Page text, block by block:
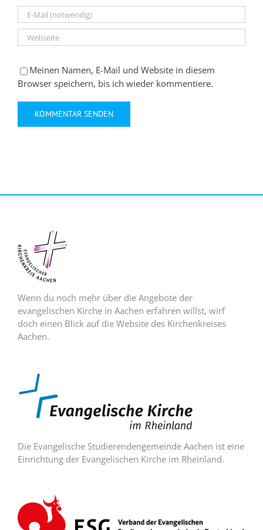
Meinen Namen, E-Mail und Website in diesem
Browser speichern, bis ich wieder kommentiere.
Wenn du noch mehr über die Angebote der
evangelischen Kirche in Aachen erfahren willst, wirf
doch einen Blick auf die Website des Kirchenkreises
Aachen.
Die Evangelische Studierendengemeinde Aachen ist eine
Einrichtung der Evangelischen Kirche im Rheinland.